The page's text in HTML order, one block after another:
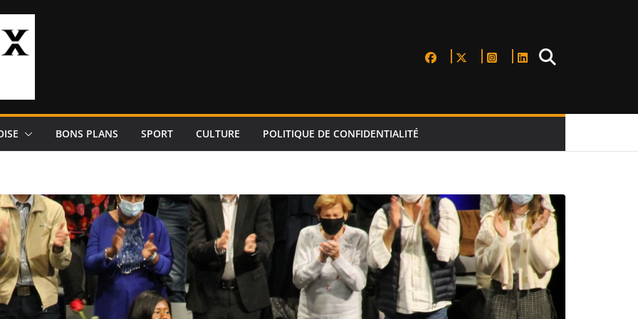
BONS PLANS SPORT CULTURE POLITIQUE DE CONFIDENTIALITÉ